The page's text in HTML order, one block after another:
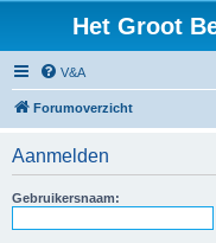
Het Groot
V&A
Forumoverzicht
Aanmelden
Gebruikersnaam: